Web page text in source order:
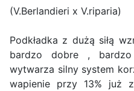
(V.Berlandieri x V.riparia)
Podkładka z dużą siłą
bardzo dobre ,
wytwarza silny system
wapienie przy 13% już